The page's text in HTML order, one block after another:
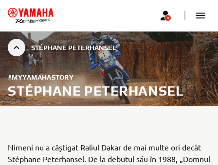
STÉPHANE PETERHANSEL
#MYYAMAHASTORY
STÉPHANE PETERHANSEL
Nimeni nu a câștigat Raliul Dakar de mai multe ori decât
Stéphane Peterhansel. De la debutul său în 1988, „Domnul